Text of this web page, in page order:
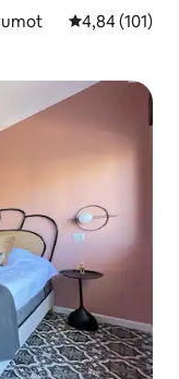
4,84 (101)